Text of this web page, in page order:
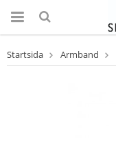
Startsida Armband